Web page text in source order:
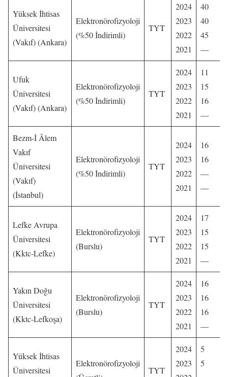
Yüksek İhtisas
Üniversitesi
(Vakıf) (Ankara)
Elektronörofizyoloji
(%50 İndirimli)
TYT
2024
2023
2022
2021
40
40
45
—
Ufuk
Üniversitesi
(Vakıf) (Ankara)
Elektronörofizyoloji
(%50 İndirimli)
TYT
2024
2023
2022
2021
11
15
16
—
Bezm-İ Âlem
Vakıf
Üniversitesi
(Vakıf)
(İstanbul)
Elektronörofizyoloji
(%50 İndirimli)
TYT
2024
2023
2022
2021
16
16
—
—
Lefke Avrupa
Üniversitesi
(Kktc-Lefke)
Elektronörofizyoloji
(Burslu)
TYT
2024
2023
2022
2021
17
15
15
—
Yakın Doğu
Üniversitesi
(Kktc-Lefkoşa)
Elektronörofizyoloji
(Burslu)
TYT
2024
2023
2022
2021
16
16
16
—
Yüksek İhtisas
Üniversitesi
Elektronörofizyoloji
TYT
2024
2023
5
5